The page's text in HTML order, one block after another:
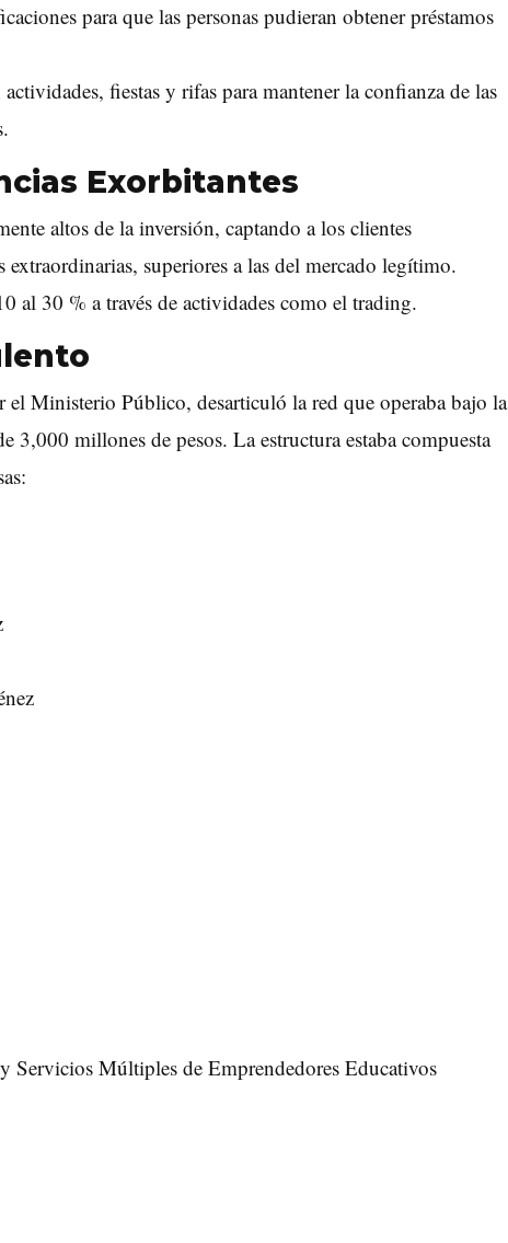
para que las personas pudieran obtener préstamos
fiestas y rifas para mantener la confianza de las
Exorbitantes
altos de la inversión, captando a los clientes
extraordinarias, superiores a las del mercado legítimo.
al 30 % a través de actividades como el trading.
el Ministerio Público, desarticuló la red que operaba bajo la
3,000 millones de pesos. La estructura estaba compuesta
Servicios Múltiples de Emprendedores Educativos